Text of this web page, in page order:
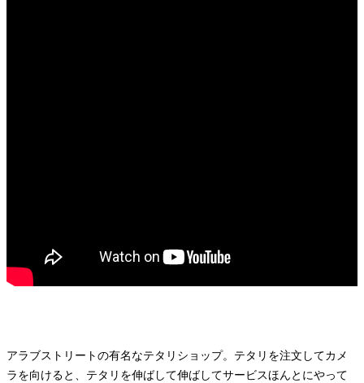
アラブストリートの有名なテタリショップ。テタリを注文してカメ
ラを向けると、テタリを伸ばして伸ばしてサービスほんとにやって